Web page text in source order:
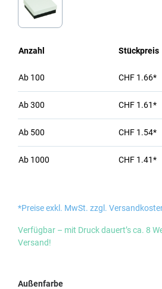
Anzahl Stückpreis
Ab 100 CHF 1.66*
Ab300 CHF 1.61*
Ab 500 CHF 1.54*
Ab 1000 CHF 1.41*
*Preise exkl. MwSt. zzgl.
Verfügbar – mit Druck dauert’s ca. 8
Versand!
Außenfarbeauswählen